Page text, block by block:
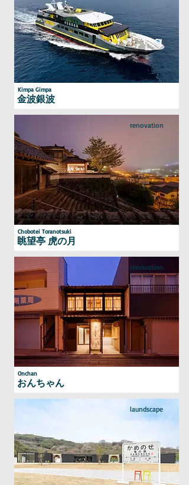
Kimpa Gimpa
金波銀波
renovation
Chobotei Toranotsuki
眺望亭 虎の月
renovation
Onchan
おんちゃん
laundscape